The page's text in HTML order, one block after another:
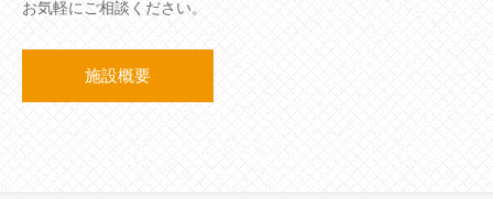
お気軽にご相談ください。
施設概要